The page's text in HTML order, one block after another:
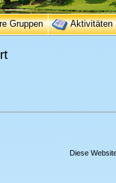
Gruppen Aktivitäten
Diese